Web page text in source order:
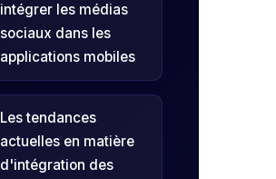
intégrer les médias
sociaux dans les
applications mobiles
Les tendances
actuelles en matière
d'intégration des